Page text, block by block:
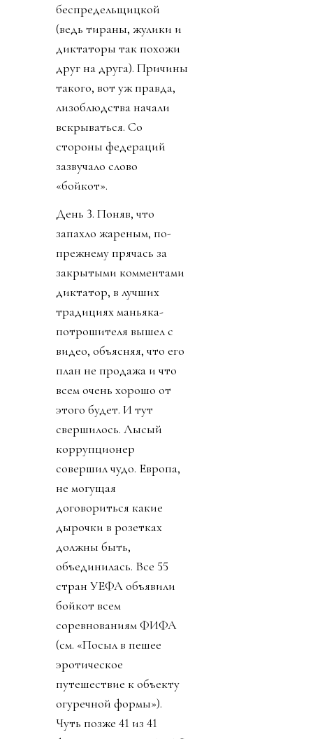
беспредельщицкой
(ведь тираны, жулики и
диктаторы так похожи
друг на друга). Причины
такого, вот уж правда,
лизоблюдства начали
вскрываться. Со
стороны федераций
зазвучало слово
«бойкот».
День 3. Поняв, что
запахло жареным, по-
прежнему прячась за
закрытыми комментами
диктатор, в лучших
традициях маньяка-
потрошителя вышел с
видео, объясняя, что его
план не продажа и что
всем очень хорошо от
этого будет. И тут
свершилось. Лысый
коррупционер
совершил чудо. Европа,
не могущая
договориться какие
дырочки в розетках
должны быть,
объединилась. Все 55
стран УЕФА объявили
бойкот всем
соревнованиям ФИФА
(см. «Посыл в пешее
эротическое
путешествие к объекту
огуречной формы»).
Чуть позже 41 из 41